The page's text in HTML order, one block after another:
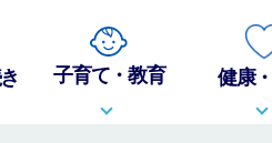
子育て・教育 健康